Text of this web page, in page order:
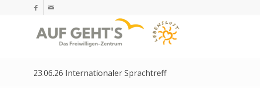
23.06.26 Internationaler Sprachtreff